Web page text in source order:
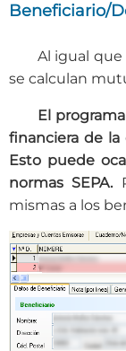
Beneficiario/
Al igual que
se calculan
El
financiera de
Esto puede
normas SEPA.
mismas a los